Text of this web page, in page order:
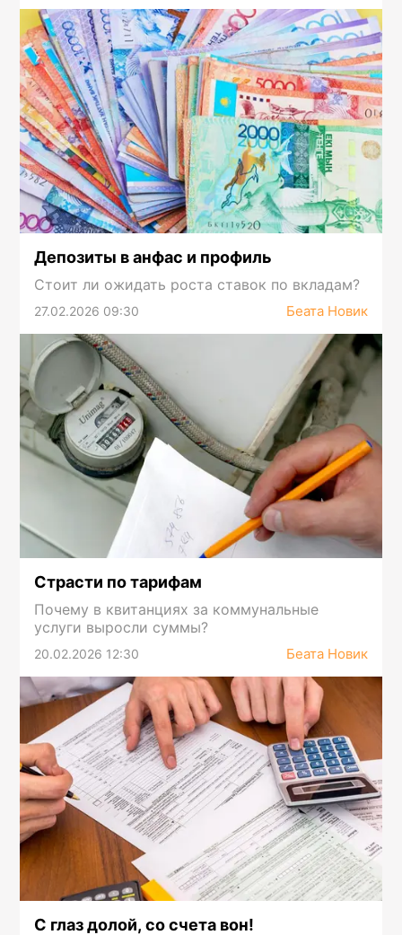
Депозиты в анфас и профиль
Стоит ли ожидать роста ставок по вкладам?
27.02.2026 09:30 Беата Новик
Страсти по тарифам
Почему в квитанциях за коммунальные
услуги выросли суммы?
20.02.2026 12:30 Беата Новик
С глаз долой, со счета вон!